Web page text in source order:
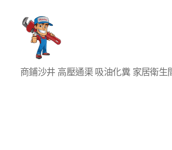
香
港
商鋪沙井 高壓通渠 吸油化糞 家居衛生